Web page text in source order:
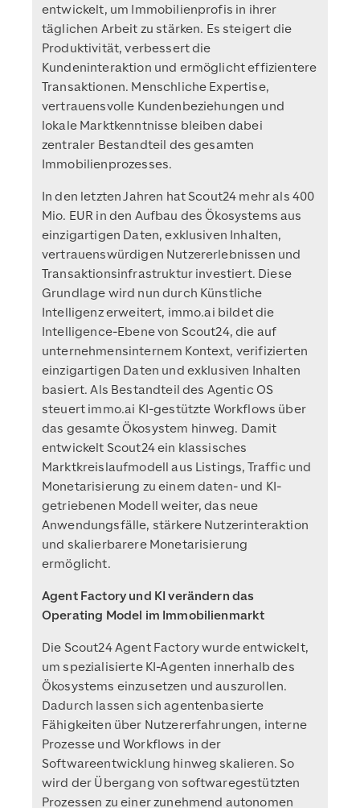
entwickelt, um Immobilienprofis in ihrer
täglichen Arbeit zu stärken. Es steigert die
Produktivität, verbessert die
Kundeninteraktion und ermöglicht effizientere
Transaktionen. Menschliche Expertise,
vertrauensvolle Kundenbeziehungen und
lokale Marktkenntnisse bleiben dabei
zentraler Bestandteil des gesamten
Immobilienprozesses.
In den letzten Jahren hat Scout24 mehr als 400
Mio. EUR in den Aufbau des Ökosystems aus
einzigartigen Daten, exklusiven Inhalten,
vertrauenswürdigen Nutzererlebnissen und
Transaktionsinfrastruktur investiert. Diese
Grundlage wird nun durch Künstliche
Intelligenz erweitert, immo.ai bildet die
Intelligence-Ebene von Scout24, die auf
unternehmensinternem Kontext, verifizierten
einzigartigen Daten und exklusiven Inhalten
basiert. Als Bestandteil des Agentic OS
steuert immo.ai KI-gestützte Workflows über
das gesamte Ökosystem hinweg. Damit
entwickelt Scout24 ein klassisches
Marktkreislaufmodell aus Listings, Traffic und
Monetarisierung zu einem daten- und KI-
getriebenen Modell weiter, das neue
Anwendungsfälle, stärkere Nutzerinteraktion
und skalierbarere Monetarisierung
ermöglicht.
Agent Factory und KI verändern das
Operating Model im Immobilienmarkt
Die Scout24 Agent Factory wurde entwickelt,
um spezialisierte KI-Agenten innerhalb des
Ökosystems einzusetzen und auszurollen.
Dadurch lassen sich agentenbasierte
Fähigkeiten über Nutzererfahrungen, interne
Prozesse und Workflows in der
Softwareentwicklung hinweg skalieren. So
wird der Übergang von softwaregestützten
Prozessen zu einer zunehmend autonomen